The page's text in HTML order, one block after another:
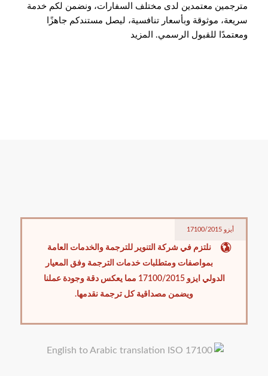
مترجمين معتمدين لدى مختلف السفارات، ونضمن لكم خدمة
سريعة، موثوقة وبأسعار تنافسية، ليصل مستندكم جاهزًا
ومعتمدًا للقبول الرسمي.
المزيد
أيزو 17100/2015
نلتزم في شركة التنوير للترجمة والخدمات العامة
بمواصفات ومتطلبات خدمات الترجمة وفق المعيار
الدولي ايزو 17100/2015 مما يعكس دقة وجودة عملنا
ويضمن مصداقية كل ترجمة نقدمها.